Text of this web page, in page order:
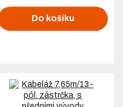
Do košíku